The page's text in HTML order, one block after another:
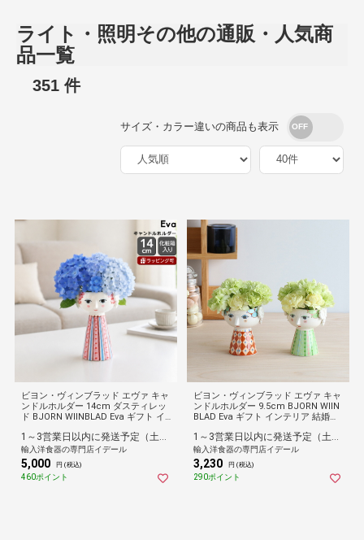
ライト・照明その他の通販・人気商
品一覧
351 件
サイズ・カラー違いの商品も表示
ビヨン・ヴィンブラッド エヴァ キャ
ンドルホルダー 14cm ダスティレッ
ド BJORN WIINBLAD Eva ギフト イ
物
1～3営業日以内に発送予定（土日祝除）
輸入洋食器の専門店イデール
5,000 円 (税込)
460ポイント
ビヨン・ヴィンブラッド エヴァ キャ
ンドルホルダー 9.5cm BJORN WIIN
BLAD Eva ギフト インテリア 結婚祝
1～3営業日以内に発送予定（土日祝除）
輸入洋食器の専門店イデール
3,230 円 (税込)
290ポイント